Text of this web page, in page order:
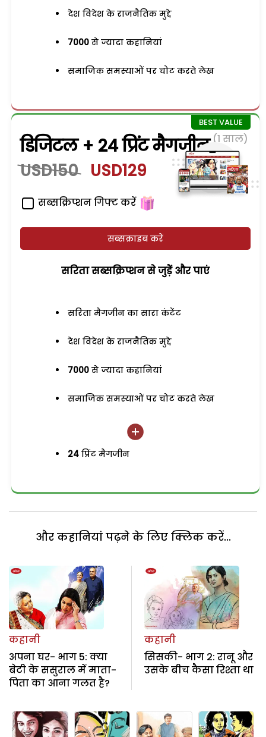
देश विदेश के राजनैतिक मुद्दे
7000 से ज्यादा कहानियां
समाजिक समस्याओं पर चोट करते लेख
डिजिटल + 24 प्रिंट मैगजीन (1 साल)
USD150 USD129
सब्सक्रिप्शन गिफ्ट करें
सब्सक्राइब करें
सरिता सब्सक्रिप्शन से जुड़ेें और पाएं
सरिता मैगजीन का सारा कंटेंट
देश विदेश के राजनैतिक मुद्दे
7000 से ज्यादा कहानियां
समाजिक समस्याओं पर चोट करते लेख
24 प्रिंट मैगजीन
और कहानियां पढ़ने के लिए क्लिक करें...
कहानी
अपना घर- भाग 5: क्या
बेटी के ससुराल में माता-
पिता का आना गलत है?
कहानी
सिसकी- भाग 2: रानू और
उसके बीच कैसा रिश्ता था